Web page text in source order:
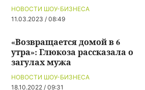
НОВОСТИ ШОУ-БИЗНЕСА
11.03.2023 / 08:49
НОВОСТИ ШОУ-БИЗНЕСА
18.10.2022 / 09:31
«Возвращается домой в 6
утра»: Глюкоза рассказала о
загулах мужа